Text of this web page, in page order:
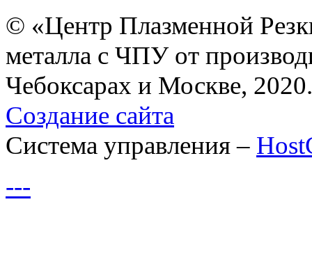
© «Центр Плазменной
металла с ЧПУ от
Чебоксарах и Москве, 2020.
Создание сайта
Система управления –
---